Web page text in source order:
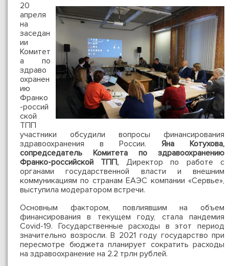
20
апреля
на
заседан
ии
Комитет
а по
здраво
охранен
ию
Франко
-россий
ской
ТПП
участники обсудили вопросы финансирования
здравоохранения в России. Яна Котухова,
сопредседатель Комитета по здравоохранению
Франко-российской ТПП, Директор по работе с
органами государственной власти и внешним
коммуникациям по странам ЕАЭС компании «Сервье»,
выступила модератором встречи.
Основным фактором, повлиявшим на объем
финансирования в текущем году, стала пандемия
Covid-19. Государственные расходы в этот период
значительно возросли. В 2021 году государство при
пересмотре бюджета планирует сократить расходы
на здравоохранение на 2.2 трлн рублей.